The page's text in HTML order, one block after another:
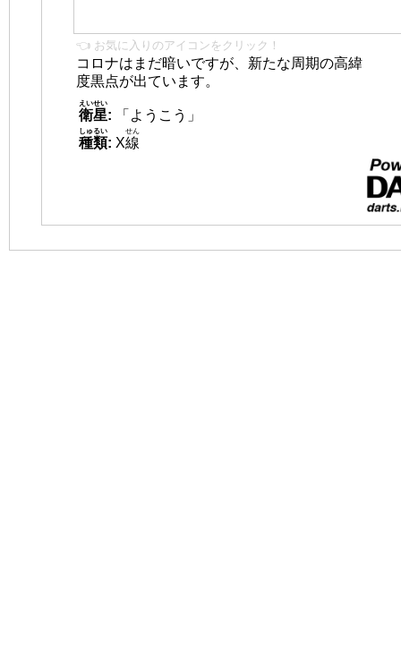
👈 お気に入りのアイコンをクリック！
コロナはまだ暗いですが、新たな周期の高緯
度黒点が出ています。
衛星
えいせい
:
「ようこう」
種類
しゅるい
: X線
せん